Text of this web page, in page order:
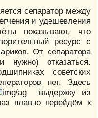
сепаратор между
и удешевления
показывают, что
ресурс с
От сепаратора
отказаться.
советских
нет. Здесь
выдержку из
плавно перейдём к